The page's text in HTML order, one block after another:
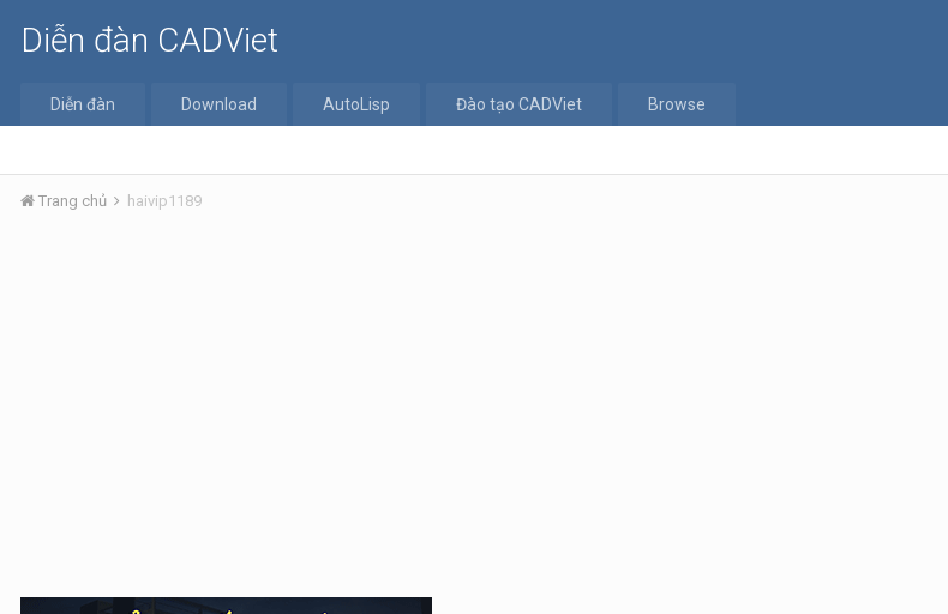
Diễn đàn CADViet
Diễn đàn Download AutoLisp Đào tạo CADViet Browse
Trang chủ haivip1189